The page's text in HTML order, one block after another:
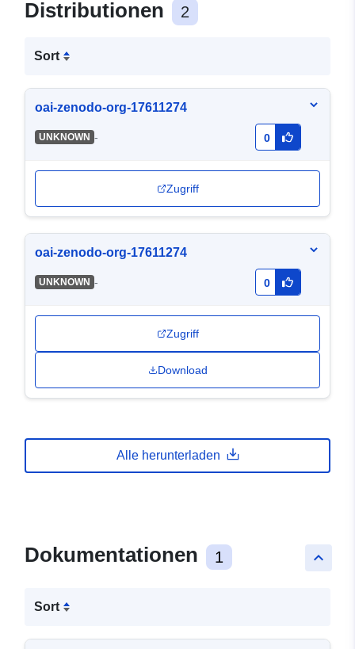
Distributionen 2
Sort
oai-zenodo-org-17611274
UNKNOWN - 0
Zugriff
oai-zenodo-org-17611274
UNKNOWN - 0
Zugriff
Download
Alle herunterladen
keyboard_arrow_up
Dokumentationen 1
Sort